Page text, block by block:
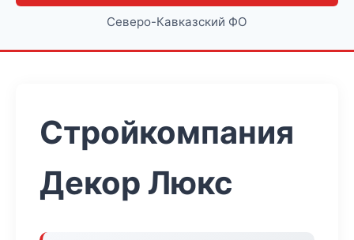
Северо-Кавказский ФО
Стройкомпания
Декор Люкс